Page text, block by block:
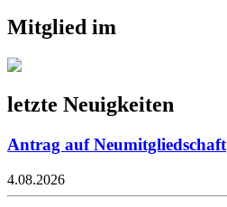
Mitglied im
letzte Neuigkeiten
Antrag auf Neumitgliedschaft
4.08.2026